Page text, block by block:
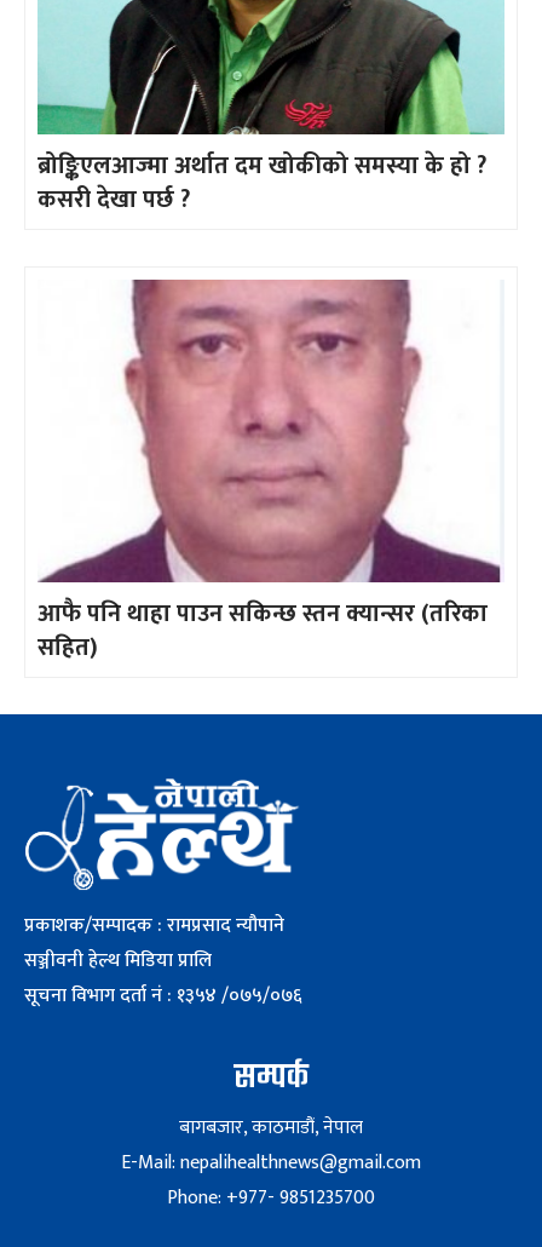
ब्रोङ्किएलआज्मा अर्थात दम खोकीको समस्या के हो ?
कसरी देखा पर्छ ?
आफै पनि थाहा पाउन सकिन्छ स्तन क्यान्सर (तरिका
सहित)
प्रकाशक/सम्पादक : रामप्रसाद न्यौपाने
सञ्जीवनी हेल्थ मिडिया प्रालि
सूचना विभाग दर्ता नं : १३५४ /०७५/०७६
सम्पर्क
बागबजार, काठमाडौं, नेपाल
E-Mail: nepalihealthnews@gmail.com
Phone: +977- 9851235700